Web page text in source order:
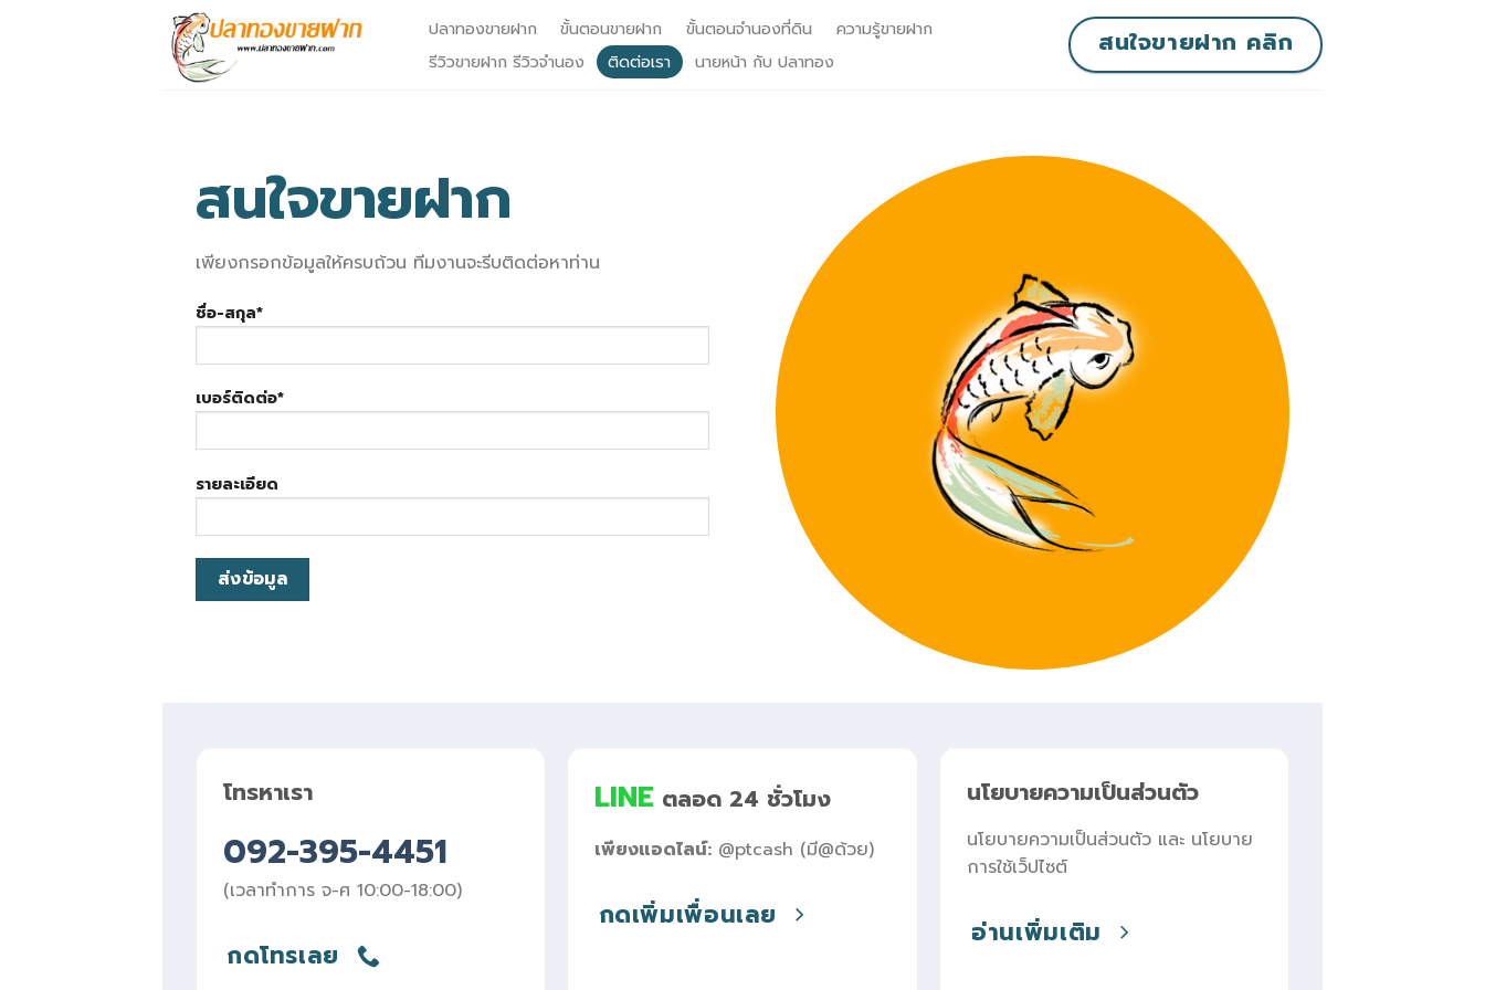
ปลาทองขายฝาก ขั้นตอนขายฝาก ขั้นตอนจำนองที่ดิน
ความรู้ขายฝาก
รีวิวขายฝาก รีวิวจำนอง
ติดต่อเรา นายหน้า กับ ปลาทอง
สนใจขายฝาก คลิก
สนใจขายฝาก
เพียงกรอกข้อมูลให้ครบถ้วน ทีมงานจะรีบติดต่อหาท่าน
ชื่อ-สกุล*
เบอร์ติดต่อ*
รายละเอียด
โทรหาเรา
092-395-4451
(เวลาทำการ จ-ศ 10:00-18:00)
กดโทรเลย
LINE ตลอด 24 ชั่วโมง
เพียงแอดไลน์: @ptcash (มี@ด้วย)
กดเพิ่มเพื่อนเลย
นโยบายความเป็นส่วนตัว
นโยบายความเป็นส่วนตัว และ นโยบาย
การใช้เว็ปไซต์
อ่านเพิ่มเติม